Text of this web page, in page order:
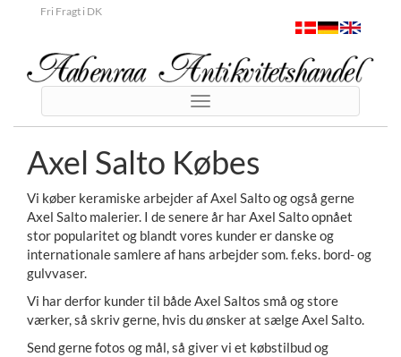
Fri Fragt i DK
Toggle
navigation
Axel Salto Købes
Vi køber keramiske arbejder af Axel Salto og også gerne
Axel Salto malerier. I de senere år har Axel Salto opnået
stor popularitet og blandt vores kunder er danske og
internationale samlere af hans arbejder som. f.eks. bord- og
gulvvaser.
Vi har derfor kunder til både Axel Saltos små og store
værker, så skriv gerne, hvis du ønsker at sælge Axel Salto.
Send gerne fotos og mål, så giver vi et købstilbud og